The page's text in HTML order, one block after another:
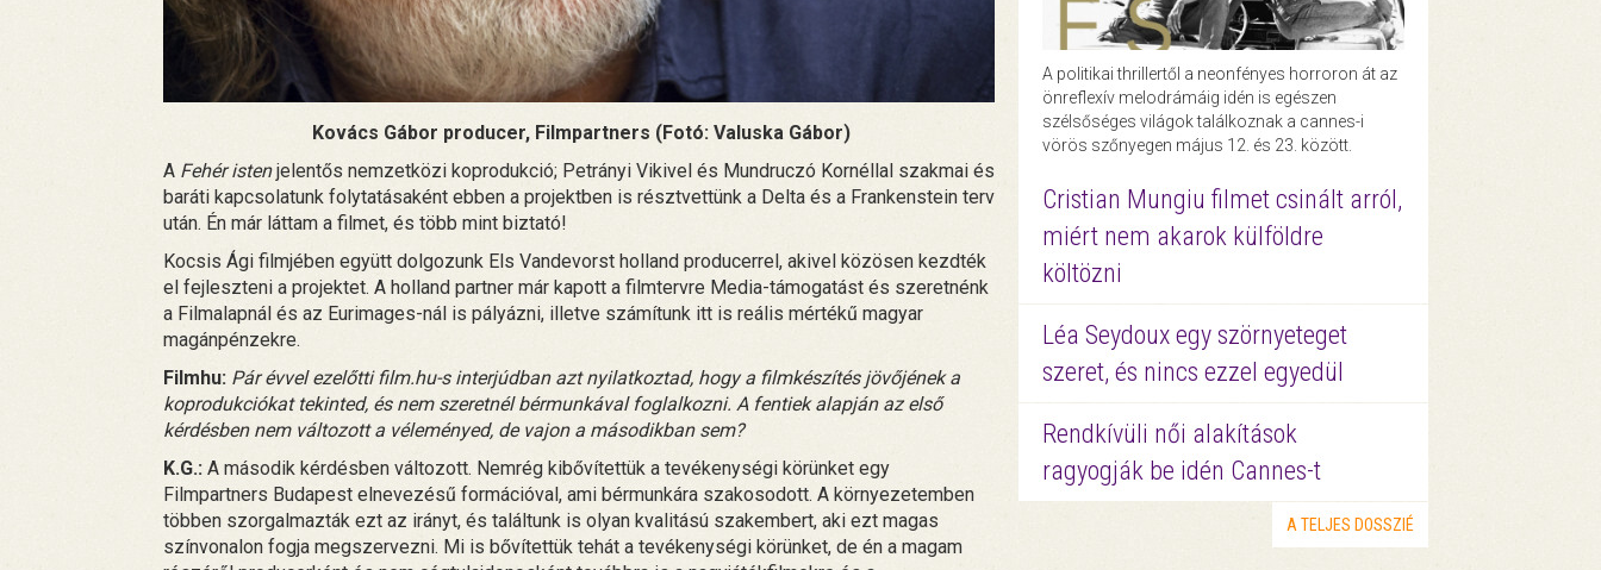
Kovács Gábor producer, Filmpartners (Fotó: Valuska Gábor)
A Fehér istenjelentős nemzetközi koprodukció; Petrányi Vikivel és Mundruczó Kornéllal szakmai és
baráti kapcsolatunk folytatásaként ebben a projektben is résztvettünk a Delta és a Frankenstein terv
után. Én már láttam a filmet, és több mint biztató!
Kocsis Ági filmjében együtt dolgozunk Els Vandevorst holland producerrel, akivel közösen kezdték
el fejleszteni a projektet. A holland partner már kapott a filmtervre Media-támogatást és szeretnénk
a Filmalapnál és az Eurimages-nál is pályázni, illetve számítunk itt is reális mértékű magyar
magánpénzekre.
Filmhu: Pár évvel ezelőtti film.hu-s interjúdban azt nyilatkoztad, hogy a filmkészítés jövőjének a
koprodukciókat tekinted, és nem szeretnél bérmunkával foglalkozni. A fentiek alapján az első
kérdésben nem változott a véleményed, de vajon a másodikban sem?
K.G.: A második kérdésben változott. Nemrég kibővítettük a tevékenységi körünket egy
Filmpartners Budapest elnevezésű formációval, ami bérmunkára szakosodott. A környezetemben
többen szorgalmazták ezt az irányt, és találtunk is olyan kvalitású szakembert, aki ezt magas
színvonalon fogja megszervezni. Mi is bővítettük tehát a tevékenységi körünket, de én a magam
A politikai thrillertől a neonfényes horroron át az
önreflexív melodrámáig idén is egészen
szélsőséges világok találkoznak a cannes-i
vörös szőnyegen május 12. és 23. között.
Cristian Mungiu filmet csinált arról,
miért nem akarok külföldre
költözni
Léa Seydoux egy szörnyeteget
szeret, és nincs ezzel egyedül
Rendkívüli női alakítások
ragyogják be idén Cannes-t
A TELJES DOSSZIÉ